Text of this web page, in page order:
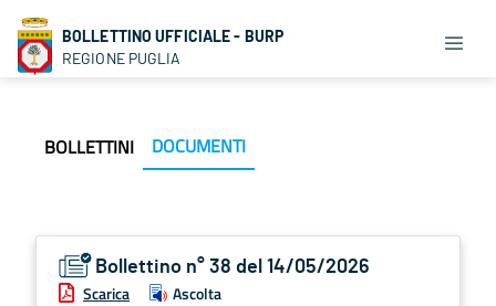
BOLLETTINO UFFICIALE - BURP
REGIONE PUGLIA
BOLLETTINI DOCUMENTI
Bollettino n° 38 del 14/05/2026
Scarica Ascolta